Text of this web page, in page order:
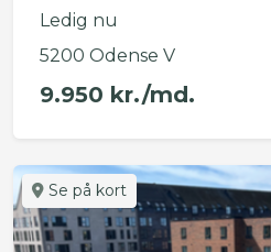
Ledig nu
5200 Odense V
9.950 kr./md.
Se på kort